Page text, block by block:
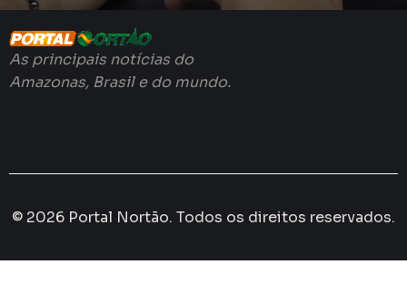
As principais notícias do
Amazonas, Brasil e do mundo.
© 2026 Portal Nortão. Todos os direitos reservados.